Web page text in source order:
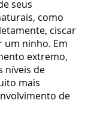
seus
como
ciscar
um ninho. Em
extremo,
níveis de
mais
de